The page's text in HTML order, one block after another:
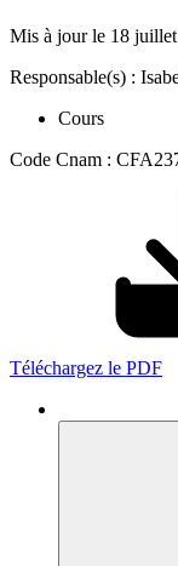
Mis à jour le 18
Responsable(s) :
Cours
Code Cnam :
Téléchargez le PDF